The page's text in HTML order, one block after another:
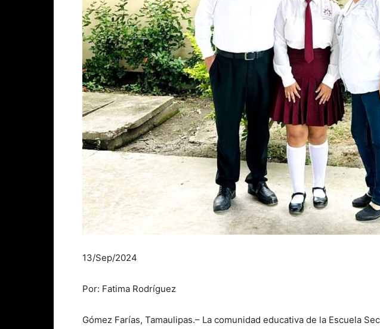
13/Sep/2024
Por: Fatima Rodríguez
Gómez Farías, Tamaulipas.– La comunidad educativa de la Escuela